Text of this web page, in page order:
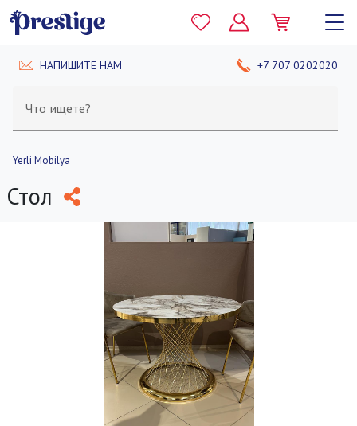
НАПИШИТЕ НАМ +7 707 0202020
Что ищете?
Yerli Mobilya
Стол